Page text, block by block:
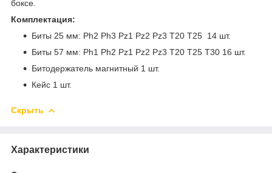
боксе.
Комплектация:
Биты 25 мм: Ph2 Ph3 Pz1 Pz2 Pz3 T20 T25 14 шт.
Биты 57 мм: Ph1 Ph2 Pz1 Pz2 Pz3 T20 T25 T30 16 шт.
Битодержатель магнитный 1 шт.
Кейс 1 шт.
Скрыть
Характеристики